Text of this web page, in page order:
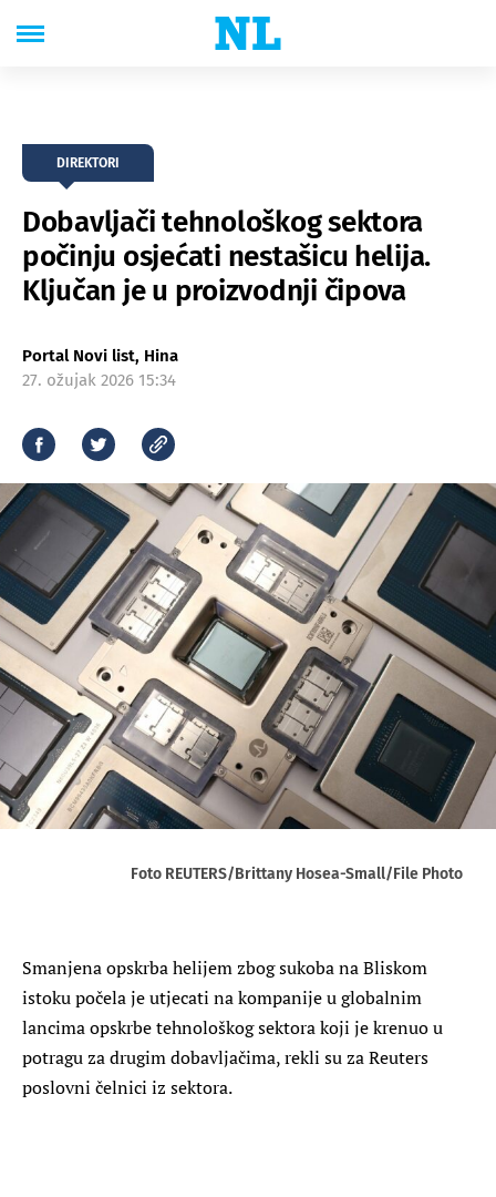
DIREKTORI
Dobavljači tehnološkog sektora
počinju osjećati nestašicu helija.
Ključan je u proizvodnji čipova
Portal Novi list, Hina
27. ožujak 2026 15:34
Foto REUTERS/Brittany Hosea-Small/File Photo
Smanjena opskrba helijem zbog sukoba na Bliskom
istoku počela je utjecati na kompanije u globalnim
lancima opskrbe tehnološkog sektora koji je krenuo u
potragu za drugim dobavljačima, rekli su za Reuters
poslovni čelnici iz sektora.